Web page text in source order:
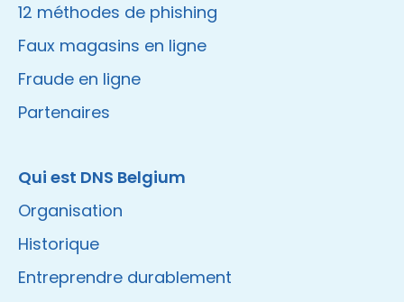
12 méthodes de phishing
Faux magasins en ligne
Fraude en ligne
Partenaires
Qui est DNS Belgium
Organisation
Historique
Entreprendre durablement